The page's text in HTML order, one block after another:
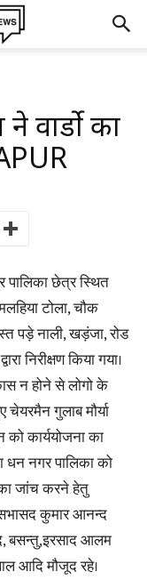
वार्डो का
पालिका छेत्र स्थित
टोला, चौक
पड़े नाली, खड़ंजा, रोड
निरीक्षण किया गया।
न होने से लोगो के
गुलाब मौर्या
कार्ययोजना का
धन नगर पालिका को
जांच करने हेतु
कुमार आनन्द
बसन्तु,इरसाद आलम
आदि मौजूद रहे।